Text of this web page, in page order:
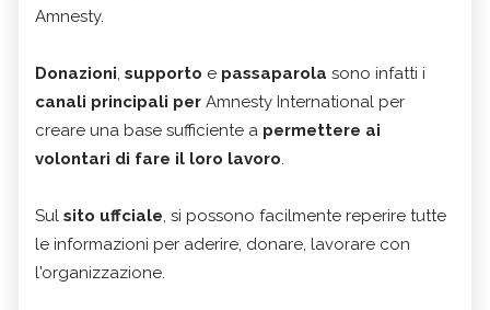
Amnesty.
Donazioni, supporto e passaparola sono infatti i
canali principali per Amnesty International per
creare una base sufficiente a permettere ai
volontari di fare il loro lavoro.
Sul sito uffciale, si possono facilmente reperire tutte
le informazioni per aderire, donare, lavorare con
l'organizzazione.